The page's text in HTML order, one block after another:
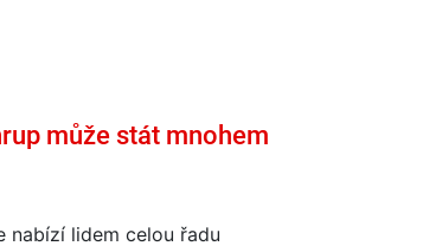
může stát mnohem
nabízí lidem celou řadu